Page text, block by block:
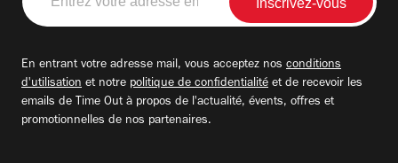
votre
adresse
En entrant votre adresse mail, vous acceptez nos conditions
d'utilisation et notre politique de confidentialité et de recevoir les
emails de Time Out à propos de l'actualité, évents, offres et
promotionnelles de nos partenaires.